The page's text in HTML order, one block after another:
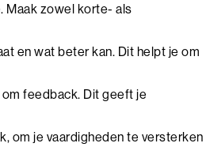
Maak zowel korte- als
en wat beter kan. Dit helpt je om
feedback. Dit geeft je
om je vaardigheden te versterken